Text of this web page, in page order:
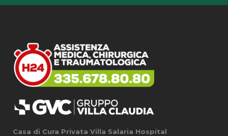
Casa di Cura Privata Villa Salaria Hospital